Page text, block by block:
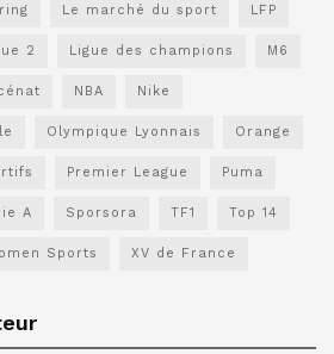
Le marché du sport LFP
2 Ligue des champions M6
NBA Nike
Olympique Lyonnais Orange
Premier League Puma
A Sporsora TF1 Top 14
Sports XV de France